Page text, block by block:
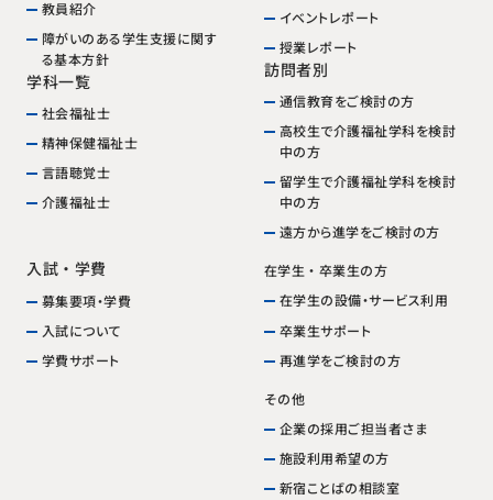
教員紹介
障がいのある学生支援に関す
る基本方針
学科一覧
社会福祉士
精神保健福祉士
言語聴覚士
介護福祉士
入試・学費
募集要項・学費
入試について
学費サポート
イベントレポート
授業レポート
訪問者別
通信教育をご検討の方
高校生で介護福祉学科を検討
中の方
留学生で介護福祉学科を検討
中の方
遠方から進学をご検討の方
在学生・卒業生の方
在学生の設備・サービス利用
卒業生サポート
再進学をご検討の方
その他
企業の採用ご担当者さま
施設利用希望の方
新宿ことばの相談室